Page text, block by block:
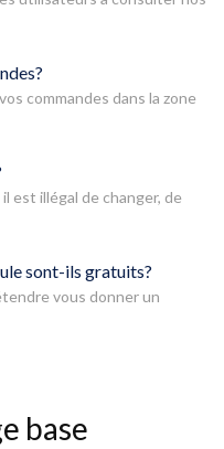
commandes dans la zone
est illégal de changer, de
sont-ils gratuits?
vous donner un
base